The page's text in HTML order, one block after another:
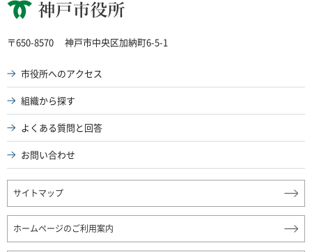
神戸市役所
〒650-8570 神戸市中央区加納町6-5-1
市役所へのアクセス
組織から探す
よくある質問と回答
お問い合わせ
サイトマップ
ホームページのご利用案内